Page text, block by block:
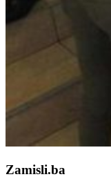
Zamisli.ba